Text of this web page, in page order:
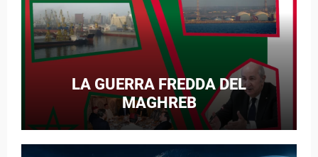
LA GUERRA FREDDA DEL
MAGHREB